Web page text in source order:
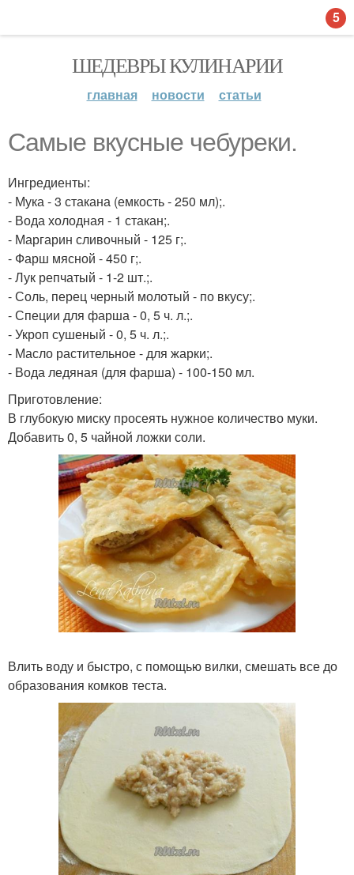
ШЕДЕВРЫ КУЛИНАРИИ
главная новости статьи
Самые вкусные чебуреки.
Ингредиенты:
- Мука - 3 стакана (емкость - 250 мл);.
- Вода холодная - 1 стакан;.
- Маргарин сливочный - 125 г;.
- Фарш мясной - 450 г;.
- Лук репчатый - 1-2 шт.;.
- Соль, перец черный молотый - по вкусу;.
- Специи для фарша - 0, 5 ч. л.;.
- Укроп сушеный - 0, 5 ч. л.;.
- Масло растительное - для жарки;.
- Вода ледяная (для фарша) - 100-150 мл.
Приготовление:
В глубокую миску просеять нужное количество муки.
Добавить 0, 5 чайной ложки соли.
Влить воду и быстро, с помощью вилки, смешать все до
образования комков теста.
5